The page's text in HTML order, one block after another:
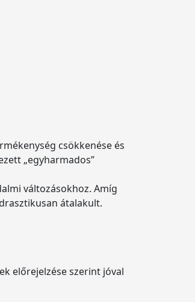
csökkenése és
„egyharmados”
változásokhoz. Amíg
átalakult.
előrejelzése szerint jóval